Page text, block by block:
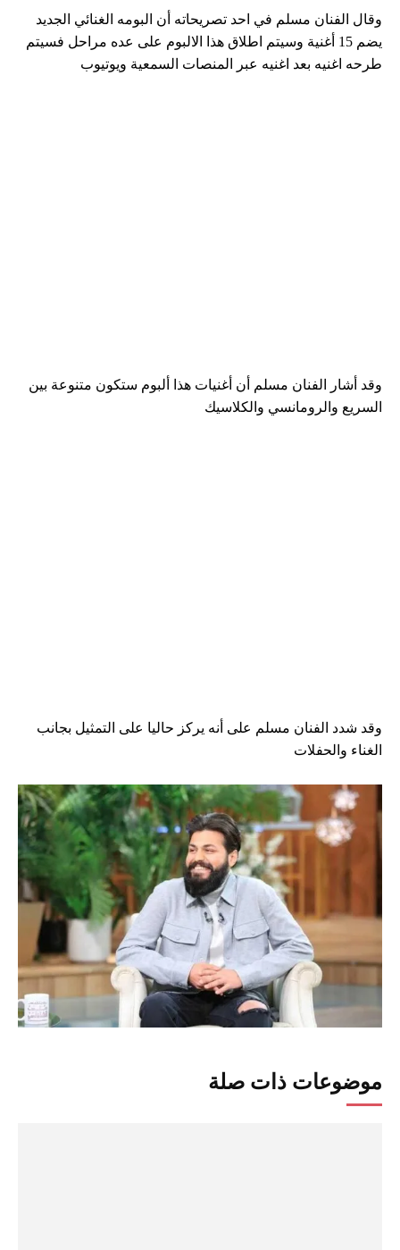
وقال الفنان مسلم في احد تصريحاته أن البومه الغنائي الجديد
يضم 15 أغنية وسيتم اطلاق هذا الالبوم على عده مراحل فسيتم
طرحه اغنيه بعد اغنيه عبر المنصات السمعية ويوتيوب
وقد أشار الفنان مسلم أن أغنيات هذا ألبوم ستكون متنوعة بين
السريع والرومانسي والكلاسيك
وقد شدد الفنان مسلم على أنه يركز حاليا على التمثيل بجانب
الغناء والحفلات
موضوعات ذات صلة